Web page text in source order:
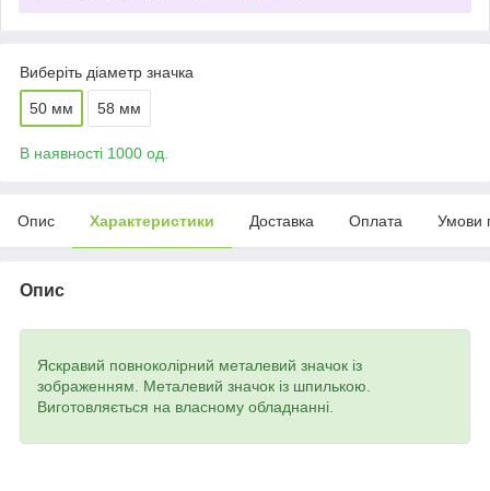
Виберіть діаметр значка
50 мм 58 мм
В наявності 1000 од.
Опис Характеристики Доставка Оплата Умови
Опис
Яскравий повноколірний металевий значок із
зображенням. Металевий значок із шпилькою.
Виготовляється на власному обладнанні.